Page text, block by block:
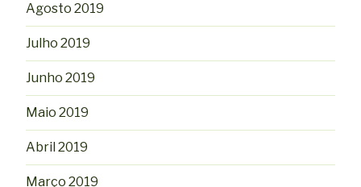
Agosto 2019
Julho 2019
Junho 2019
Maio 2019
Abril 2019
Março 2019